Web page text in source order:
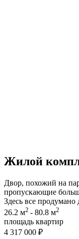
Жилой
Двор, похожий на
пропускающие
Здесь все продумано
26.2 м2 - 80.8 м2
площадь квартир
4 317 000 ₽